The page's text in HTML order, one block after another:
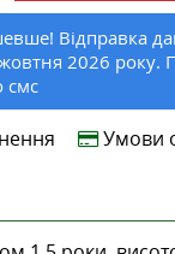
Відправка
2026
смс
Умови